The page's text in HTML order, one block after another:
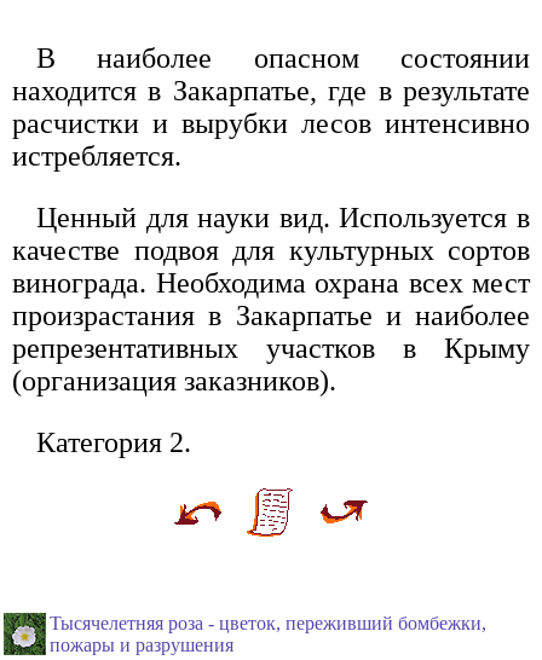
В наиболее опасном состоянии
находится в Закарпатье, где в результате
расчистки и вырубки лесов интенсивно
истребляется.
Ценный для науки вид. Используется в
качестве подвоя для культурных сортов
винограда. Необходима охрана всех мест
произрастания в Закарпатье и наиболее
репрезентативных участков в Крыму
(организация заказников).
Категория 2.
Тысячелетняя роза - цветок, переживший бомбежки,
пожары и разрушения